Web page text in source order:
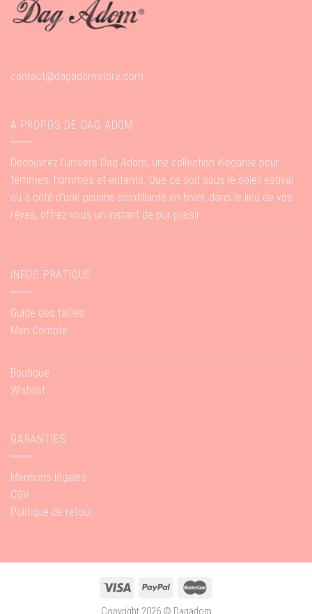
contact@dagadomstore.com
A PROPOS DE DAG ADOM
Découvrez l’univers Dag Adom, une collection élégante pour
femmes, hommes et enfants. Que ce soit sous le soleil estival
ou à côté d’une piscine scintillante en hiver, dans le lieu de vos
rêves, offrez-vous un instant de pur plaisir.
INFOS PRATIQUE
Guide des tailles
Mon Compte
Boutique
Wishlist
GARANTIES
Mentions légales
CGV
Politique de retour